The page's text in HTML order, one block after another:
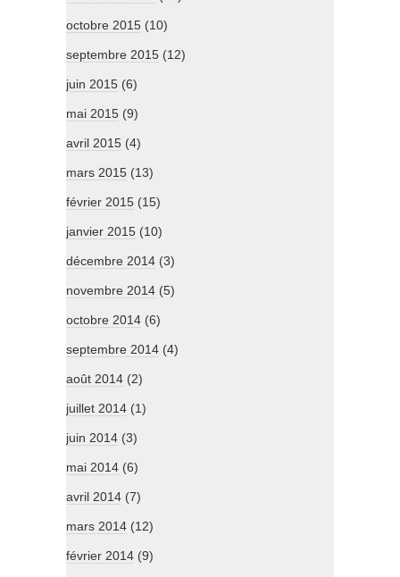
octobre 2015 (10)
septembre 2015 (12)
juin 2015 (6)
mai 2015 (9)
avril 2015 (4)
mars 2015 (13)
février 2015 (15)
janvier 2015 (10)
décembre 2014 (3)
novembre 2014 (5)
octobre 2014 (6)
septembre 2014 (4)
août 2014 (2)
juillet 2014 (1)
juin 2014 (3)
mai 2014 (6)
avril 2014 (7)
mars 2014 (12)
février 2014 (9)